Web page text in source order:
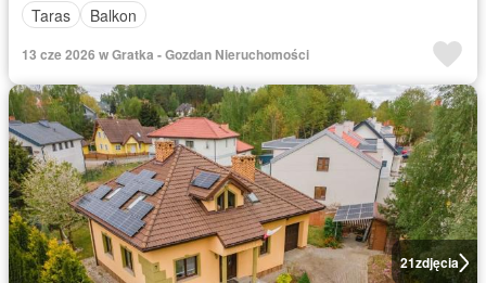
Taras
Balkon
13 cze 2026 w Gratka - Gozdan Nieruchomości
21zdjęcia